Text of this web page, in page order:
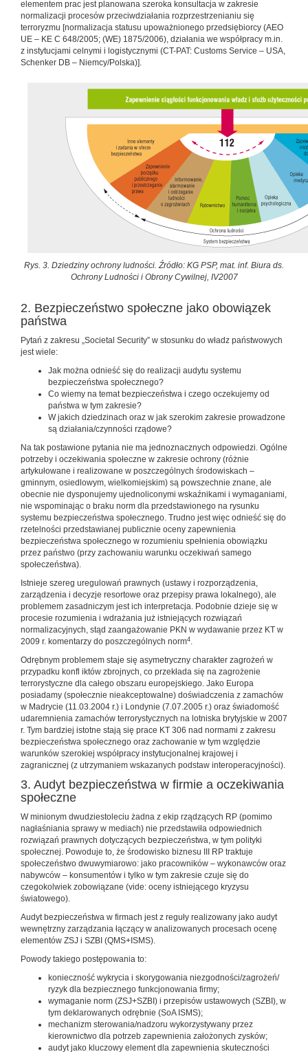
elementem prac jest planowana szeroka konsultacja w zakresie
normalizacji procesów przeciwdziałania rozprzestrzenianiu się
terroryzmu [normalizacja statusu upoważnionego przedsiębiorcy (AEO
UE – KE C 648/2005; (WE) 1875/2006), działania we współpracy m.in.
z instytucjami celnymi i logistycznymi (CT-PAT: Customs Service – USA,
Schenker DB – Niemcy/Polska)].
Rys. 3. Dziedziny ochrony ludności. Źródło: KG PSP, mat. inf. Biura ds.
Ochrony Ludności i Obrony Cywilnej, IV2007
2. Bezpieczeństwo społeczne jako obowiązek
państwa
Pytań z zakresu „Societal Security” w stosunku do władz państwowych
jest wiele:
Jak można odnieść się do realizacji audytu systemu
bezpieczeństwa społecznego?
Co wiemy na temat bezpieczeństwa i czego oczekujemy od
państwa w tym zakresie?
W jakich dziedzinach oraz w jak szerokim zakresie prowadzone
są działania/czynności rządowe?
Na tak postawione pytania nie ma jednoznacznych odpowiedzi. Ogólne
potrzeby i oczekiwania społeczne w zakresie ochrony (różnie
artykułowane i realizowane w poszczególnych środowiskach –
gminnym, osiedlowym, wielkomiejskim) są powszechnie znane, ale
obecnie nie dysponujemy ujednoliconymi wskaźnikami i wymaganiami,
nie wspominając o braku norm dla przedstawionego na rysunku
systemu bezpieczeństwa społecznego. Trudno jest więc odnieść się do
rzetelności przedstawianej publicznie oceny zapewnienia
bezpieczeństwa społecznego w rozumieniu spełnienia obowiązku
przez państwo (przy zachowaniu warunku oczekiwań samego
społeczeństwa).
Istnieje szereg uregulowań prawnych (ustawy i rozporządzenia,
zarządzenia i decyzje resortowe oraz przepisy prawa lokalnego), ale
problemem zasadniczym jest ich interpretacja. Podobnie dzieje się w
procesie rozumienia i wdrażania już istniejących rozwiązań
normalizacyjnych, stąd zaangażowanie PKN w wydawanie przez KT w
2009 r. komentarzy do poszczególnych norm4.
Odrębnym problemem staje się asymetryczny charakter zagrożeń w
przypadku konfl iktów zbrojnych, co przekłada się na zagrożenie
terrorystyczne dla całego obszaru europejskiego. Jako Europa
posiadamy (społecznie nieakceptowalne) doświadczenia z zamachów
w Madrycie (11.03.2004 r.) i Londynie (7.07.2005 r.) oraz świadomość
udaremnienia zamachów terrorystycznych na lotniska brytyjskie w 2007
r. Tym bardziej istotne stają się prace KT 306 nad normami z zakresu
bezpieczeństwa społecznego oraz zachowanie w tym względzie
warunków szerokiej współpracy instytucjonalnej krajowej i
zagranicznej (z utrzymaniem wskazanych podstaw interoperacyjności).
3. Audyt bezpieczeństwa w firmie a oczekiwania
społeczne
W minionym dwudziestoleciu żadna z ekip rządzących RP (pomimo
nagłaśniania sprawy w mediach) nie przedstawiła odpowiednich
rozwiązań prawnych dotyczących bezpieczeństwa, w tym polityki
społecznej. Powoduje to, że środowisko biznesu III RP traktuje
społeczeństwo dwuwymiarowo: jako pracowników – wykonawców oraz
nabywców – konsumentów i tylko w tym zakresie czuje się do
czegokolwiek zobowiązane (vide: oceny istniejącego kryzysu
światowego).
Audyt bezpieczeństwa w firmach jest z reguły realizowany jako audyt
wewnętrzny zarządzania łączący w analizowanych procesach ocenę
elementów ZSJ i SZBI (QMS+ISMS).
Powody takiego postępowania to:
konieczność wykrycia i skorygowania niezgodności/zagrożeń/
ryzyk dla bezpiecznego funkcjonowania firmy;
wymaganie norm (ZSJ+SZBI) i przepisów ustawowych (SZBI), w
tym deklarowanych odrębnie (SoA ISMS);
mechanizm sterowania/nadzoru wykorzystywany przez
kierownictwo dla potrzeb zapewnienia założonych zysków;
audyt jako kluczowy element dla zapewnienia skuteczności